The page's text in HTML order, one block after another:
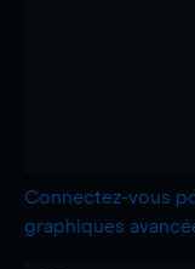
Connectez-vous
graphiques